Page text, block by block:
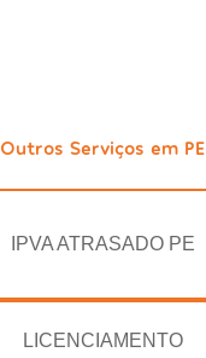
Outros Serviços em PE
IPVA ATRASADO PE
LICENCIAMENTO